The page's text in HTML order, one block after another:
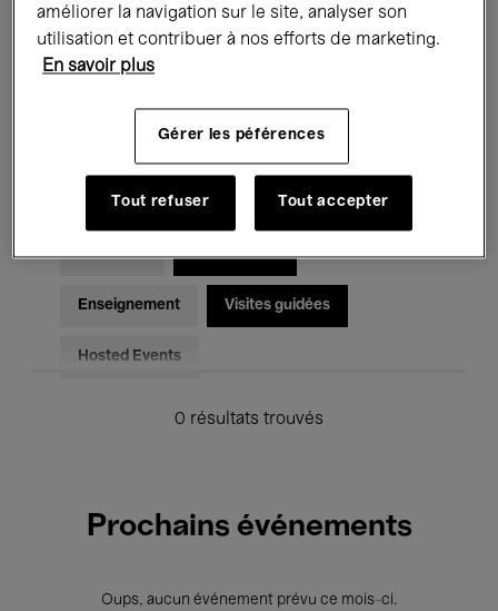
Expositions Films Performances
Rencontres & Débats
Musique classique Global Music
Musique électronique
Pour tous Kids’ Palace
Enseignement Visites guidées
Hosted Events
0 résultats trouvés
Prochains événements
Oups, aucun événement prévu ce mois-ci.
améliorer la navigation sur le site, analyser son
utilisation et contribuer à nos efforts de marketing.
En savoir plus
Gérer les péférences
Tout refuser Tout accepter